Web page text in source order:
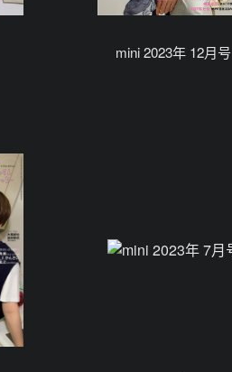
mini 2023年 12月号